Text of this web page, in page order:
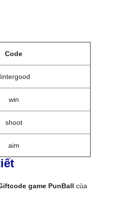
Code
win
shoot
aim
game PunBall của